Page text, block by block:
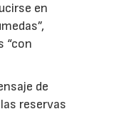
en
“con
de
reservas